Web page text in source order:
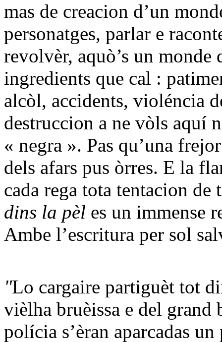
mas de creacion d’un
personatges, parlar e
revolvèr, aquò’s un monde
ingredients que cal :
alcòl, accidents, violéncia
destruccion a ne vòls aquí
« negra ». Pas qu’una
dels afars pus òrres. E la
cada rega tota tentacion de
dins la pèl es un immense
Ambe l’escritura per sol
"Lo cargaire partiguèt tot
vièlha bruèissa e del grand
polícia s’èran aparcadas